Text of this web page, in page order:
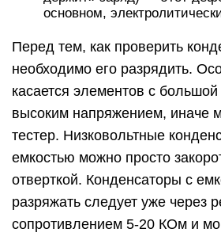
основном,
Перед тем, как проверить
необходимо его разрядить.
касается элементов с
высоким напряжением, иначе
тестер. Низковольтные
емкостью можно просто
отверткой. Конденсаторы с
разряжать следует уже через
сопротивлением 5-20 КОм и